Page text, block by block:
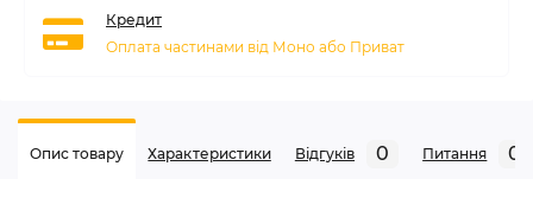
Кредит
Оплата частинами від Моно або Приват
Опис товару Характеристики Відгуків 0 Питання 0